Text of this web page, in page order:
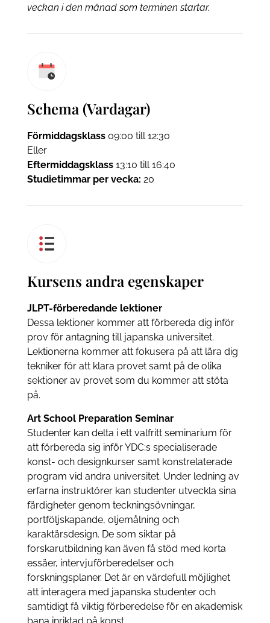
veckan i den månad som terminen startar.
Schema (Vardagar)
Förmiddagsklass09:00 till 12:30
Eller
Eftermiddagsklass13:10 till 16:40
Studietimmar per vecka: 20
Kursens andra egenskaper
JLPT-förberedande lektioner
Dessa lektioner kommer att förbereda dig inför
prov för antagning till japanska universitet.
Lektionerna kommer att fokusera på att lära dig
tekniker för att klara provet samt på de olika
sektioner av provet som du kommer att stöta
på.
Art School Preparation Seminar
Studenter kan delta i ett valfritt seminarium för
att förbereda sig inför YDC:s specialiserade
konst- och designkurser samt konstrelaterade
program vid andra universitet. Under ledning av
erfarna instruktörer kan studenter utveckla sina
färdigheter genom teckningsövningar,
portföljskapande, oljemålning och
karaktärsdesign. De som siktar på
forskarutbildning kan även få stöd med korta
essäer, intervjuförberedelser och
forskningsplaner. Det är en värdefull möjlighet
att interagera med japanska studenter och
samtidigt få viktig förberedelse för en akademisk
bana inriktad på konst.